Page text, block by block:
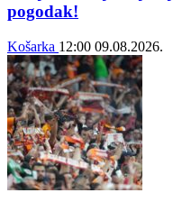
pogodak!
Košarka 12:00 09.08.2026.